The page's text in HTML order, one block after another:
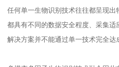
任何单一生物识别技术往往都呈现
都具有不同的数据安全程度、采集
解决方案并不能通过单一技术完全达